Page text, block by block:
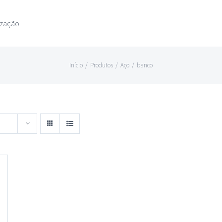
Início / Produtos / Aço / banco